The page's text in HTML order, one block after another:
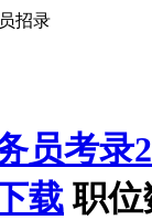
招录
员考录
载 职位